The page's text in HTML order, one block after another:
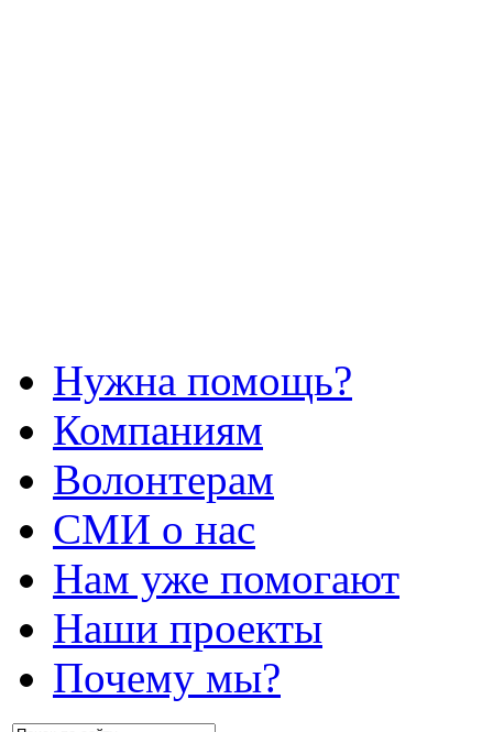
Нужна помощь?
Компаниям
Волонтерам
СМИ о нас
Нам уже помогают
Наши проекты
Почему мы?